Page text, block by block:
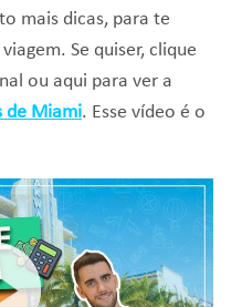
mais dicas, para te
Se quiser, clique
ou aqui para ver a
de Miami. Esse vídeo é o